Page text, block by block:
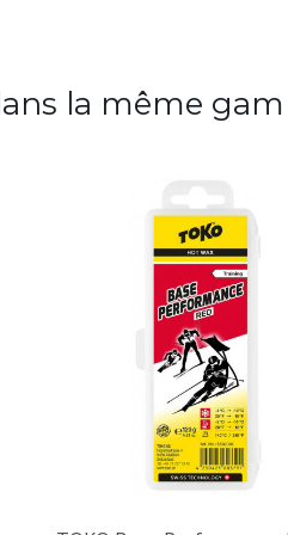
la même